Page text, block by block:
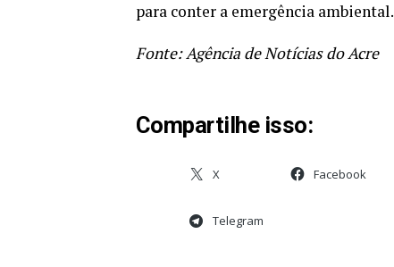
para conter a emergência ambiental.
Fonte: Agência de Notícias do Acre
Compartilhe isso:
X Facebook
Telegram